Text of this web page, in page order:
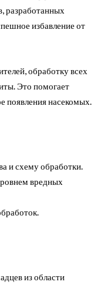
разработанных
избавление от
обработку всех
Это помогает
появления насекомых.
и схему обработки.
вредных
из области